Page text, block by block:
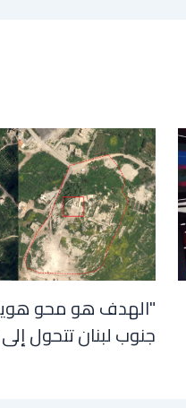
"الهدف هو محو
جنوب لبنان تتحول